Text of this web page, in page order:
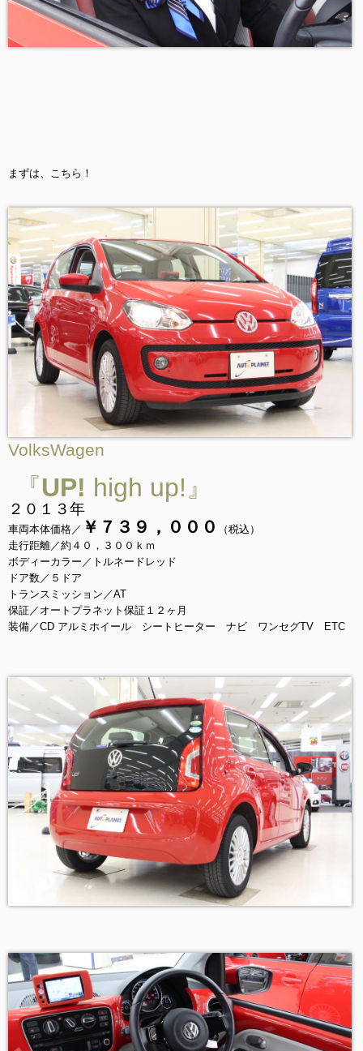
まずは、こちら！
VolksWagen
『UP! high up!』
２０１３年
車両本体価格／ ￥７３９，０００
（税込）
走行距離／約４０，３００ｋｍ
ボディーカラー／トルネードレッド
ドア数／５ドア
トランスミッション／AT
保証／オートプラネット保証１２ヶ月
装備／CD アルミホイール シートヒーター ナビ ワンセグTV ETC